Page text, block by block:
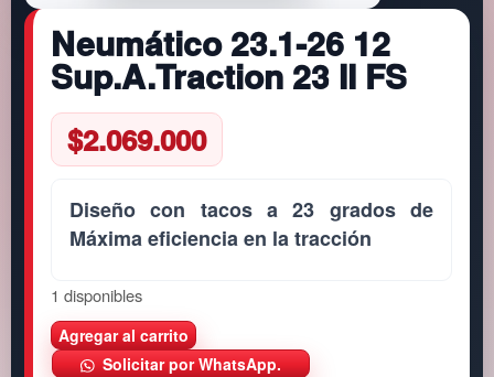
Neumático 23.1-26 12
Sup.A.Traction 23 II FS
$2.069.000
Diseño con tacos a 23 grados de
Máxima eficiencia en la tracción
1 disponibles
N
e
Agregar al carrito
Solicitar por WhatsApp.